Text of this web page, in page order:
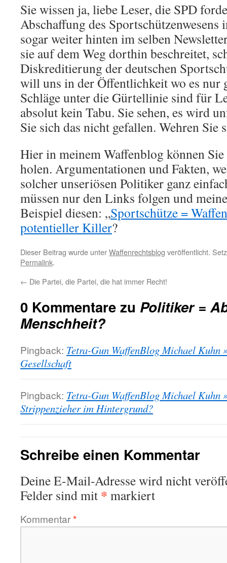
Sie wissen ja, liebe Leser, die SPD
Abschaffung des Sportschützenwesens
sogar weiter hinten im selben
sie auf dem Weg dorthin beschreitet,
Diskreditierung der deutschen
will uns in der Öffentlichkeit wo es nur
Schläge unter die Gürtellinie sind für
absolut kein Tabu. Sie sehen, es wird
Sie sich das nicht gefallen. Wehren Sie
Hier in meinem Waffenblog können
holen. Argumentationen und Fakten,
solcher unseriösen Politiker ganz
müssen nur den Links folgen und
Beispiel diesen: „Sportschütze =
potentieller Killer?
Dieser Beitrag wurde unterWaffenrechtsblog veröffentlicht.
Permalink.
← Die Partei, die Partei, die hat immer Recht!
0 Kommentare zu Politiker =
Menschheit?
Pingback: Tetra-Gun WaffenBlog Michael Kuhn
Gesellschaft
Pingback: Tetra-Gun WaffenBlog Michael Kuhn
Strippenzieher im Hintergrund?
Schreibe einen Kommentar
Deine E-Mail-Adresse wird nicht
Felder sind mit * markiert
Kommentar*